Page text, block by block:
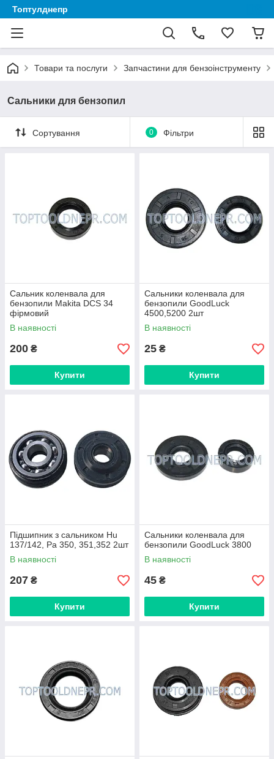
Топтулднепр
Товари та послуги Запчастини для бензоінструменту
Сальники для бензопил
Сортування 0 Фільтри
Сальник коленвала для
бензопили Makita DCS 34
фірмовий
В наявності
200 ₴
Купити
Сальники коленвала для
бензопили GoodLuck
4500,5200 2шт
В наявності
25 ₴
Купити
Підшипник з сальником Hu
137/142, Pa 350, 351,352 2шт
В наявності
207 ₴
Купити
Сальники коленвала для
бензопили GoodLuck 3800
В наявності
45 ₴
Купити